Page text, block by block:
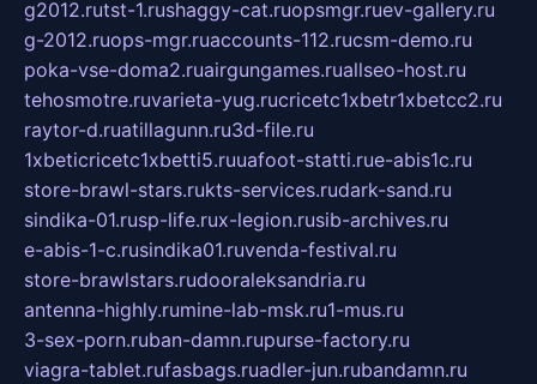
g2012.rutst-1.rushaggy-cat.ruopsmgr.ruev-gallery.ru
g-2012.ruops-mgr.ruaccounts-112.rucsm-demo.ru
poka-vse-doma2.ruairgungames.ruallseo-host.ru
tehosmotre.ruvarieta-yug.rucricetc1xbetr1xbetcc2.ru
raytor-d.ruatillagunn.ru3d-file.ru
1xbeticricetc1xbetti5.ruuafoot-statti.rue-abis1c.ru
store-brawl-stars.rukts-services.rudark-sand.ru
sindika-01.rusp-life.rux-legion.rusib-archives.ru
e-abis-1-c.rusindika01.ruvenda-festival.ru
store-brawlstars.rudooraleksandria.ru
antenna-highly.rumine-lab-msk.ru1-mus.ru
3-sex-porn.ruban-damn.rupurse-factory.ru
viagra-tablet.rufasbags.ruadler-jun.rubandamn.ru